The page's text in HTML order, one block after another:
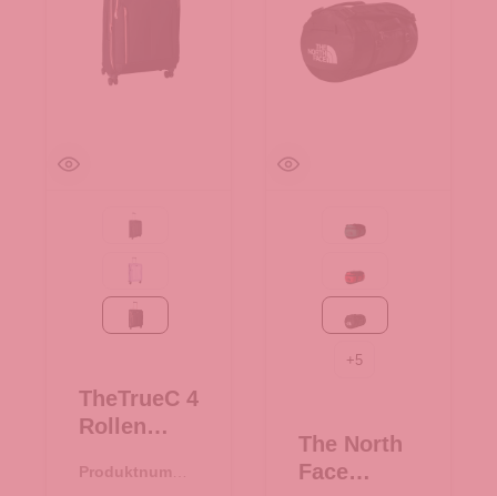
Black
Flieder
black/rose
TheTrueC 4
Rollen
Superlight
Produktnumme
Evergreen-TNF Black
Red-TNF Black-NPF
TNF Black
+5
The North
Face